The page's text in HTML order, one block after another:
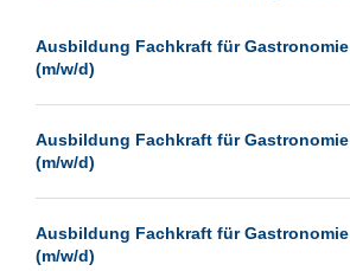
Heilbronn
Kassel
Laatzen
Ausbildung Fachkraft für Gastronomie
(m/w/d)
Ausbildung Fachkraft für Gastronomie
(m/w/d)
Ausbildung Fachkraft für Gastronomie
(m/w/d)